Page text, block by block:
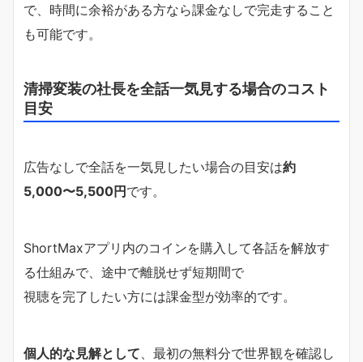
で、時間に余裕がある方なら課金なしで完走すること
も可能です。
清掃変装の社長を全話一気見する場合のコスト
目安
広告なしで全話を一気見したい場合の目安は約
5,000〜5,500円です。
ShortMaxアプリ内のコインを購入して各話を解放す
る仕組みで、途中で離脱せず短期間で
視聴を完了したい方には課金型が効率的です。
個人的な見解として 、最初の無料分で世界観を確認し